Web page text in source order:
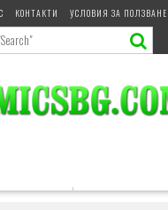
КОНТАКТИ УСЛОВИЯ ЗА ПОЛЗВАНЕ